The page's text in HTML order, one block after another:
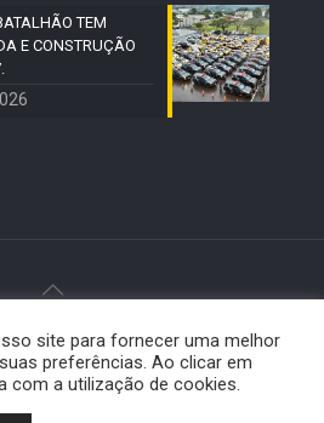
TEM
E CONSTRUÇÃO
Todos os direitos reservados |
porElemento Visual .
site para fornecer uma melhor
preferências. Ao clicar em
com a utilização de cookies.